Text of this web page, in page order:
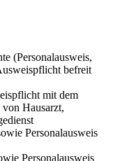
(Personalausweis,
befreit
mit dem
Hausarzt,
Personalausweis
Personalausweis